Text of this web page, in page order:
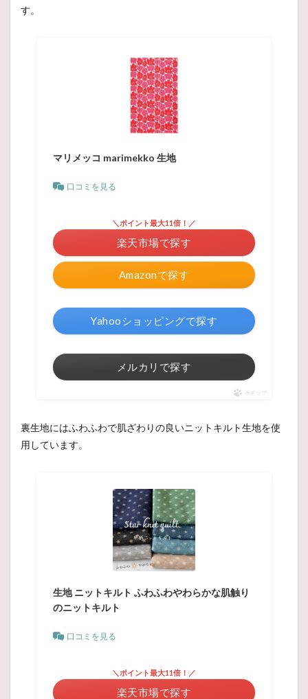
す。
マリメッコ marimekko 生地
口コミを見る
Amazonで探す
＼ポイント最大11倍！／
楽天市場で探す
Yahooショッピングで探す
メルカリで探す
ポチップ
裏生地にはふわふわで肌ざわりの良いニットキルト生地を使
用しています。
生地 ニットキルト ふわふわやわらかな肌触り
のニットキルト
口コミを見る
＼ポイント最大11倍！／
楽天市場で探す